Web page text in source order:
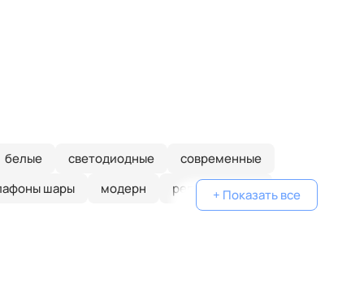
белые светодиодные
современные
шары
модерн регулируемые+ Показать все